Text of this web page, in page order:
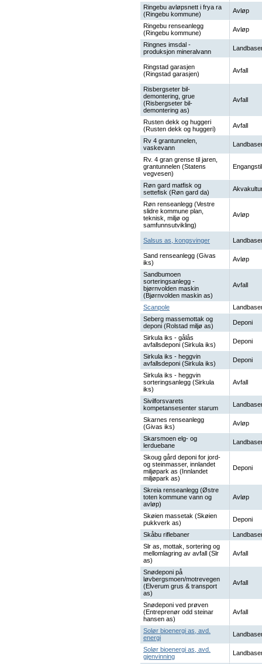
Ringebu avløpsnett i frya ra
(Ringebu kommune)
Avløp
Ringebu renseanlegg
(Ringebu kommune)
Avløp
Ringnes imsdal -
produksjon mineralvann
Ringstad garasjen
(Ringstad garasjen)
Avfall
Risbergseter bil-
demontering, grue
(Risbergseter bil-
demontering as)
Avfall
Rusten dekk og huggeri
(Rusten dekk og huggeri)
Avfall
Rv 4 grantunnelen,
vaskevann
Rv. 4 gran grense til jaren,
grantunnelen (Statens
vegvesen)
Røn gard matfisk og
settefisk (Røn gard da)
Røn renseanlegg (Vestre
slidre kommune plan,
teknisk, miljø og
samfunnsutvikling)
Avløp
Salsus as, kongsvinger
Sand renseanlegg (Givas
iks)
Avløp
Sandbumoen
sorteringsanlegg -
bjørnvolden maskin
(Bjørnvolden maskin as)
Avfall
Scanpole
Seberg massemottak og
deponi (Rolstad miljø as)
Deponi
Sirkula iks - gålås
avfallsdeponi (Sirkula iks)
Deponi
Sirkula iks - heggvin
avfallsdeponi (Sirkula iks)
Deponi
Sirkula iks - heggvin
sorteringsanlegg (Sirkula
iks)
Avfall
Sivilforsvarets
kompetansesenter starum
Skarnes renseanlegg
(Givas iks)
Avløp
Skarsmoen elg- og
lerduebane
Skoug gård deponi for jord-
og steinmasser, innlandet
miljøpark as (Innlandet
miljøpark as)
Deponi
Skreia renseanlegg (Østre
toten kommune vann og
avløp)
Avløp
Skøien massetak (Skøien
pukkverk as)
Deponi
Skåbu riflebaner
Slr as, mottak, sortering og
mellomlagring av avfall (Slr
as)
Avfall
Snødeponi på
løvbergsmoen/motrevegen
(Elverum grus & transport
as)
Avfall
Snødeponi ved prøven
(Entreprenør odd steinar
hansen as)
Avfall
Solør bioenergi as, avd.
energi
Solør bioenergi as, avd.
gjenvinning